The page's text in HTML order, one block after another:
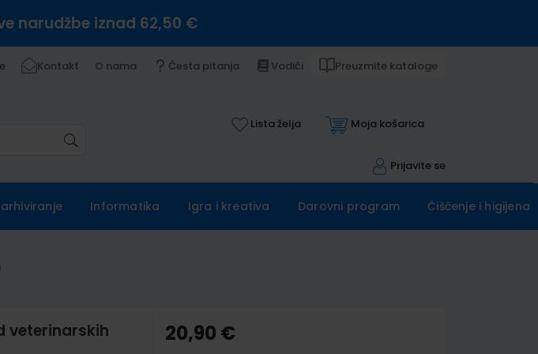
narudžbe iznad 62,50 €
Kontakt O nama Česta pitanja Vodiči Preuzmite kataloge
Lista želja Moja košarica
Prijavite se
Informatika Igra i kreativa Darovni program Čišćenje i higijena
veterinarskih
20,90 €